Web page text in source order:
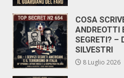
COSA
ANDREOTTI
SEGRETI? –
SILVESTRI
8 Luglio 2026